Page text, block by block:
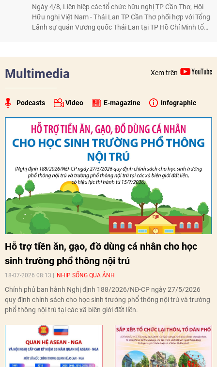
Ngày 4/8, Liên hiệp các tổ chức hữu nghị TP Cần Thơ, Hội
Hữu nghị Việt Nam - Thái Lan TP Cần Thơ phối hợp với Tổng
Lãnh sự quán Vương quốc Thái Lan tại TP Hồ Chí Minh tổ
của giao lưu nhân dân, Tổng Lãnh sự Thái Lan cho biết các
hoạt động trao đổi về văn hóa, giáo dục, du lịch, ẩm thực,
nghệ thuật và giao lưu thanh niên đã góp phần đưa quan hệ
Thái Lan - Việt Nam ngày càng gắn bó, gần gũi.
Multimedia Xem trên
Podcasts Video E-magazine Infographic
Hỗ trợ tiền ăn, gạo, đồ dùng cá nhân cho học
sinh trường phổ thông nội trú
18-07-2026 08:13 NHỊP SỐNG QUA ẢNH
Chính phủ ban hành Nghị định 188/2026/NĐ-CP ngày 27/5/2026
quy định chính sách cho học sinh trường phổ thông nội trú và trường
phổ thông nội trú tại các xã biên giới đất liền.